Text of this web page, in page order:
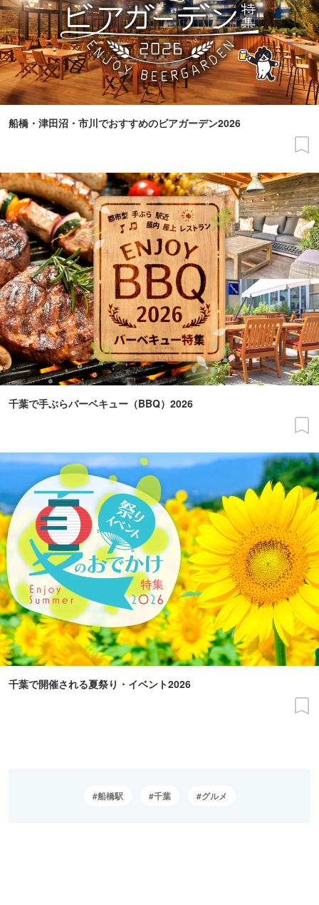
船橋・津田沼・市川でおすすめのビアガーデン2026
千葉で手ぶらバーベキュー（BBQ）2026
千葉で開催される夏祭り・イベント2026
船橋駅 千葉 グルメ